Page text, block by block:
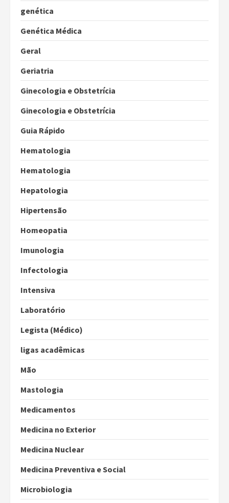
genética
Genética Médica
Geral
Geriatria
Ginecologia e Obstetrícia
Ginecologia e Obstetrícia
Guia Rápido
Hematologia
Hematologia
Hepatologia
Hipertensão
Homeopatia
Imunologia
Infectologia
Intensiva
Laboratório
Legista (Médico)
ligas acadêmicas
Mão
Mastologia
Medicamentos
Medicina no Exterior
Medicina Nuclear
Medicina Preventiva e Social
Microbiologia